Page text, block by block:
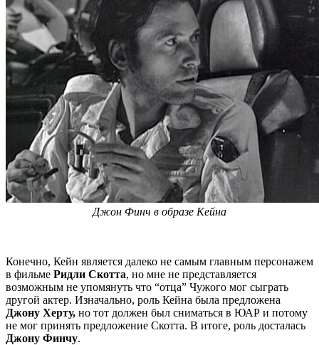
Джон Финч в образе Кейна
Конечно, Кейн является далеко не самым главным персонажем
в фильме Ридли Скотта, но мне не представляется
возможным не упомянуть что “отца” Чужого мог сыграть
другой актер. Изначально, роль Кейна была предложена
Джону Херту, но тот должен был сниматься в ЮАР и потому
не мог принять предложение Скотта. В итоге, роль досталась
Джону Финчу.